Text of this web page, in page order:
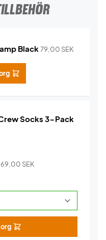
Black79,00 SEK
Socks 3-Pack
SEK